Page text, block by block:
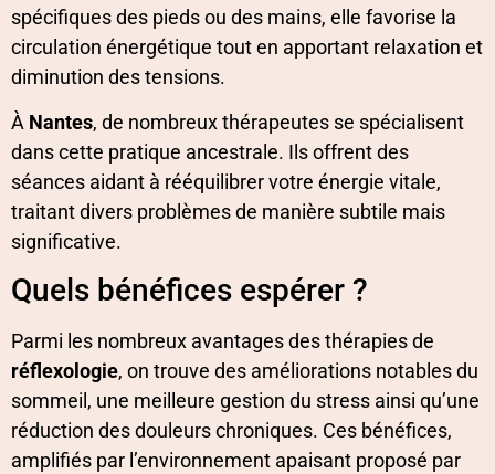
spécifiques des pieds ou des mains, elle favorise la
circulation énergétique tout en apportant relaxation et
diminution des tensions.
À Nantes, de nombreux thérapeutes se spécialisent
dans cette pratique ancestrale. Ils offrent des
séances aidant à rééquilibrer votre énergie vitale,
traitant divers problèmes de manière subtile mais
significative.
Quels bénéfices espérer ?
Parmi les nombreux avantages des thérapies de
réflexologie, on trouve des améliorations notables du
sommeil, une meilleure gestion du stress ainsi qu’une
réduction des douleurs chroniques. Ces bénéfices,
amplifiés par l’environnement apaisant proposé par